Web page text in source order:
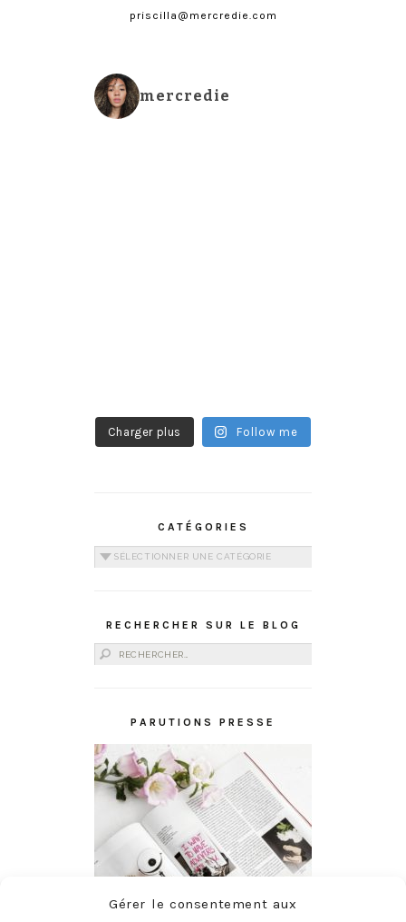
Gérer le consentement aux
priscilla@mercredie.com
mercredie
Charger plus Follow me
CATÉGORIES
Catégories
RECHERCHER SUR LE BLOG
Rechercher :
PARUTIONS PRESSE